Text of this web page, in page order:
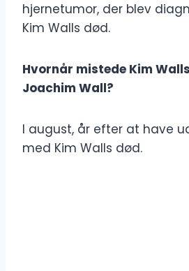
hjernetumor, der blev
Kim Walls død.
Hvornår mistede Kim
Joachim Wall?
I august, år efter at have
med Kim Walls død.